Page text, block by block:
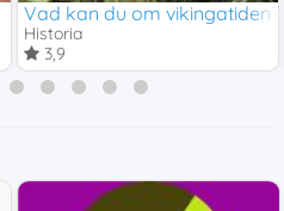
Vad kan du om vikingatiden?
Historia
3,9